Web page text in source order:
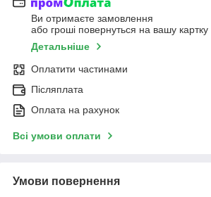
Ви отримаєте замовлення
або гроші повернуться на вашу картку
Детальніше
Оплатити частинами
Післяплата
Оплата на рахунок
Всі умови оплати
Умови повернення